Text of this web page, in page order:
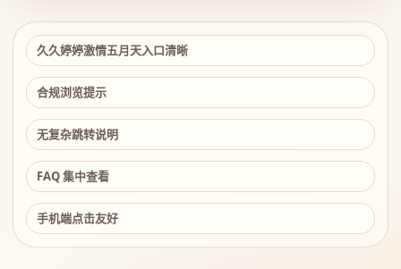
久久婷婷激情五月天入口清晰
合规浏览提示
无复杂跳转说明
FAQ 集中查看
手机端点击友好